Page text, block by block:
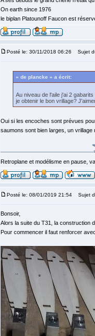
On earth since 1976
le biplan Platounoff Faucon est
Posté le: 30/11/2018 06:26 Sujet
« de plancke » a écrit:
Au niveau de l'aile j'ai 2
je obtenir le bon vrillage?
Oui si les encoches sont prévues
saumons sont bien larges, un
Retroplane et modélisme en pause,
Posté le: 08/01/2019 21:54 Sujet
Bonsoir,
Alors la suite du T31, la construction
Pour commencer il faut renforcer